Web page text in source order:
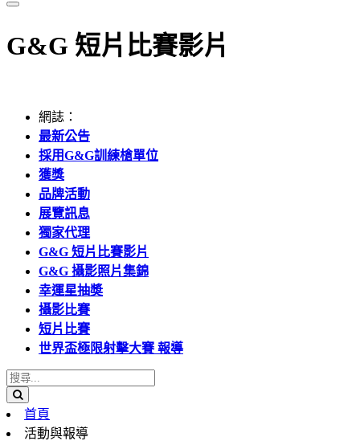
G&G 短片比賽影片
網誌：
最新公告
採用G&G訓練槍單位
獲獎
品牌活動
展覽訊息
獨家代理
G&G 短片比賽影片
G&G 攝影照片集錦
幸運星抽奬
攝影比賽
短片比賽
世界盃極限射擊大賽 報導
首頁
活動與報導